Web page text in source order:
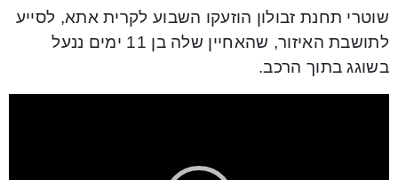
שוטרי תחנת זבולון הוזעקו השבוע לקרית אתא, לסייע
לתושבת האיזור, שהאחיין שלה בן 11 ימים ננעל
בשוגג בתוך הרכב.